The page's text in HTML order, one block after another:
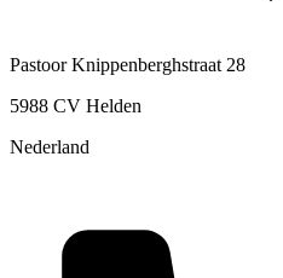
Pastoor Knippenberghstraat 28
5988 CV Helden
Nederland